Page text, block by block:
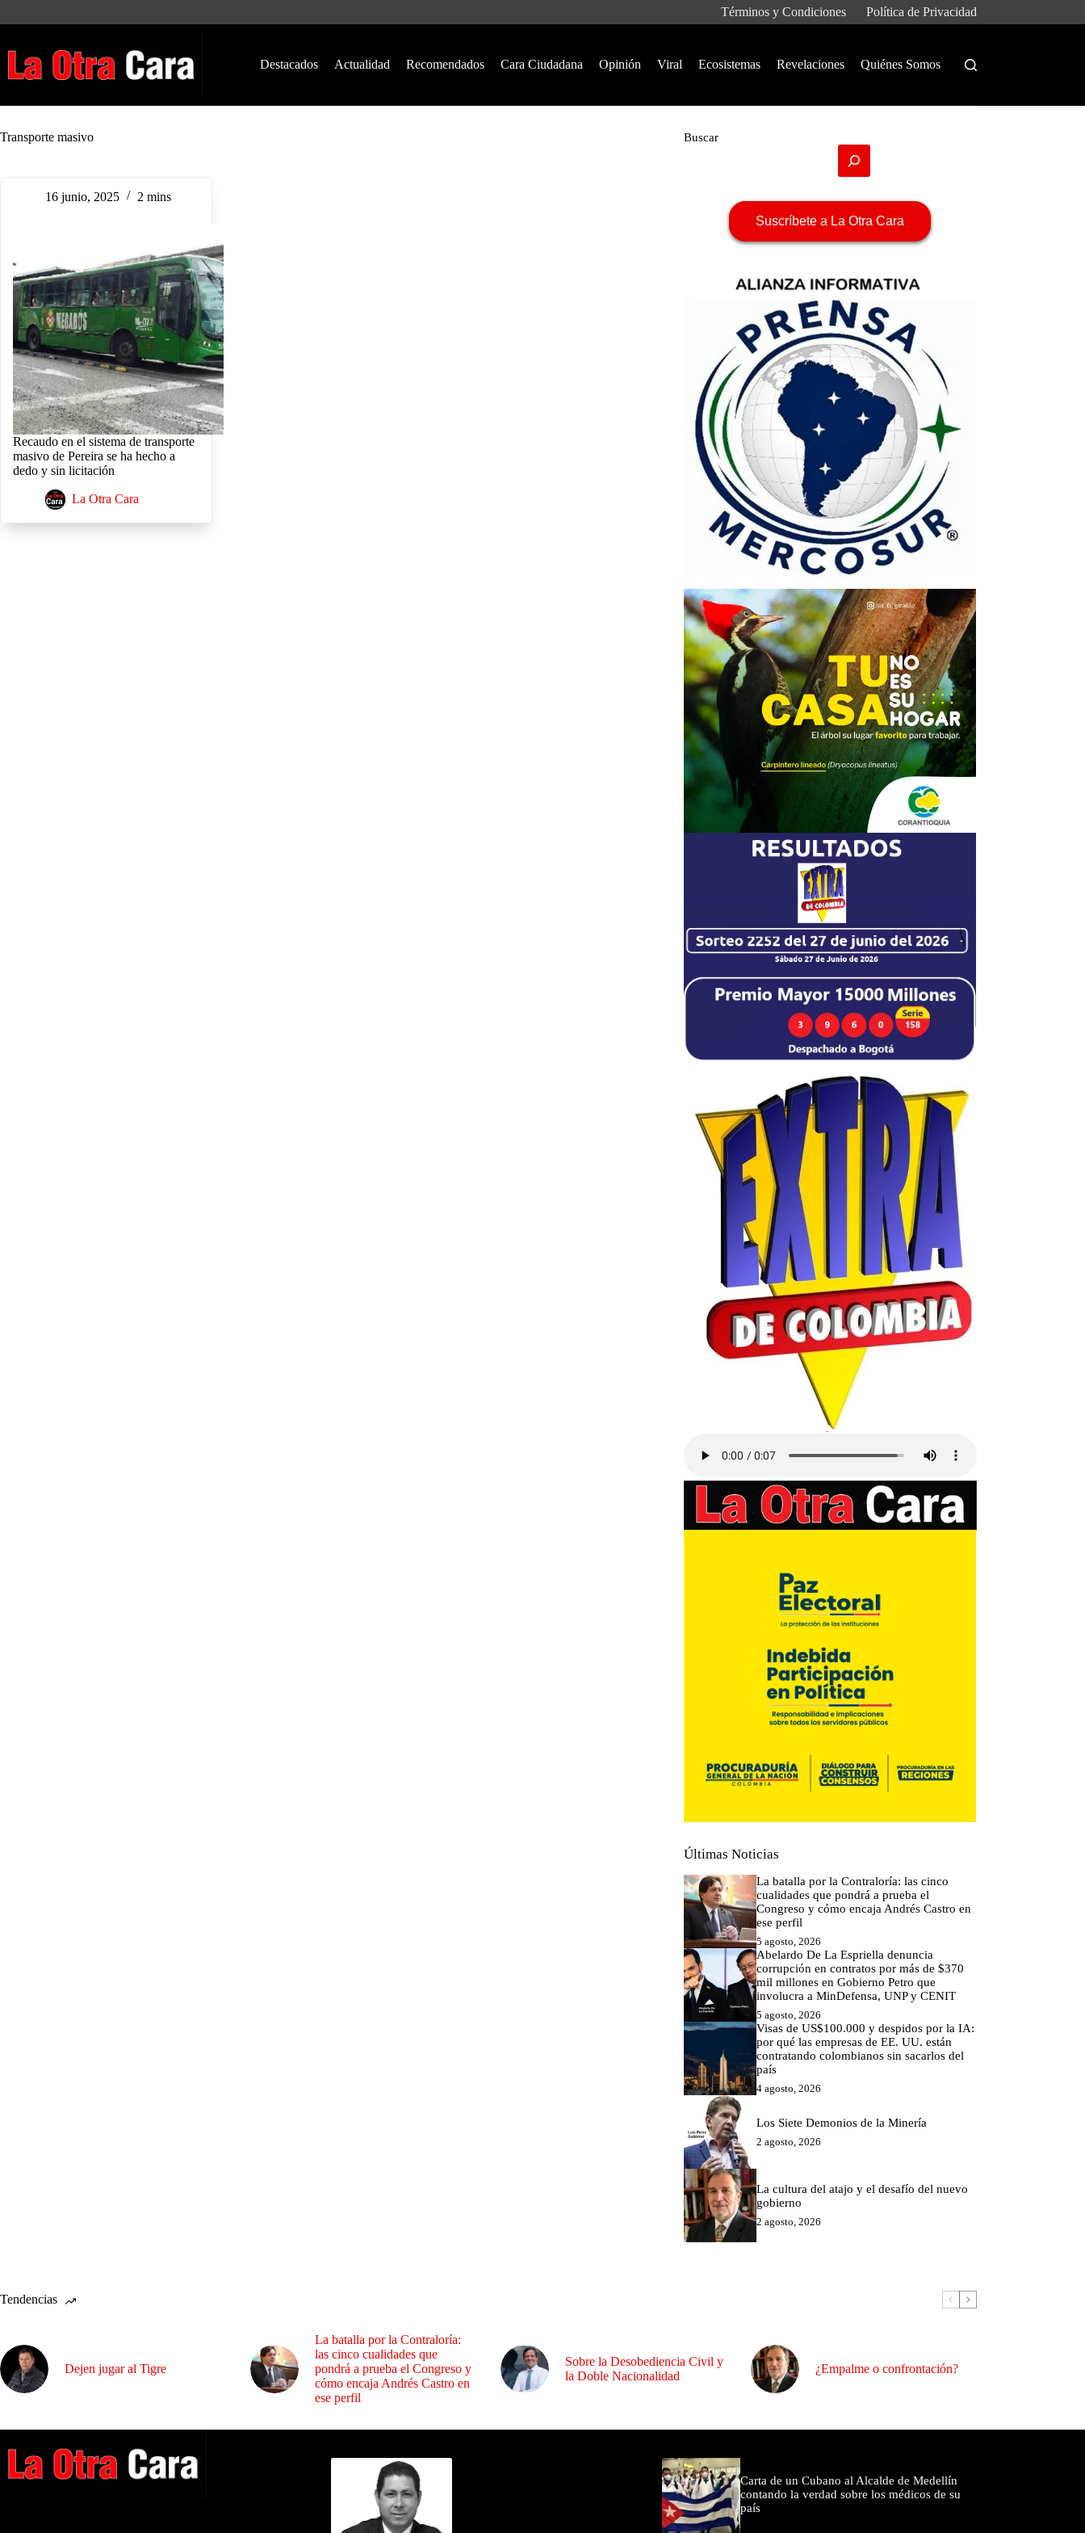
Términos y Condiciones Política de Privacidad
Destacados Actualidad Recomendados Cara Ciudadana Opinión Viral Ecosistemas Revelaciones Quiénes Somos
Transporte masivo
16 junio, 2025 2 mins
Recaudo en el sistema de transporte
masivo de Pereira se ha hecho a
dedo y sin licitación
La Otra Cara
Buscar
Suscríbete a La Otra Cara
Últimas Noticias
La batalla por la Contraloría: las cinco
cualidades que pondrá a prueba el
Congreso y cómo encaja Andrés Castro en
ese perfil
5 agosto, 2026
Abelardo De La Espriella denuncia
corrupción en contratos por más de $370
mil millones en Gobierno Petro que
involucra a MinDefensa, UNP y CENIT
5 agosto, 2026
Visas de US$100.000 y despidos por la IA:
por qué las empresas de EE. UU. están
contratando colombianos sin sacarlos del
país
4 agosto, 2026
Los Siete Demonios de la Minería
2 agosto, 2026
La cultura del atajo y el desafío del nuevo
gobierno
2 agosto, 2026
Tendencias
Dejen jugar al Tigre
La batalla por la Contraloría:
las cinco cualidades que
pondrá a prueba el Congreso y
cómo encaja Andrés Castro en
ese perfil
Sobre la Desobediencia Civil y
la Doble Nacionalidad
¿Empalme o confrontación?
Carta de un Cubano al Alcalde de Medellín
contando la verdad sobre los médicos de su
país